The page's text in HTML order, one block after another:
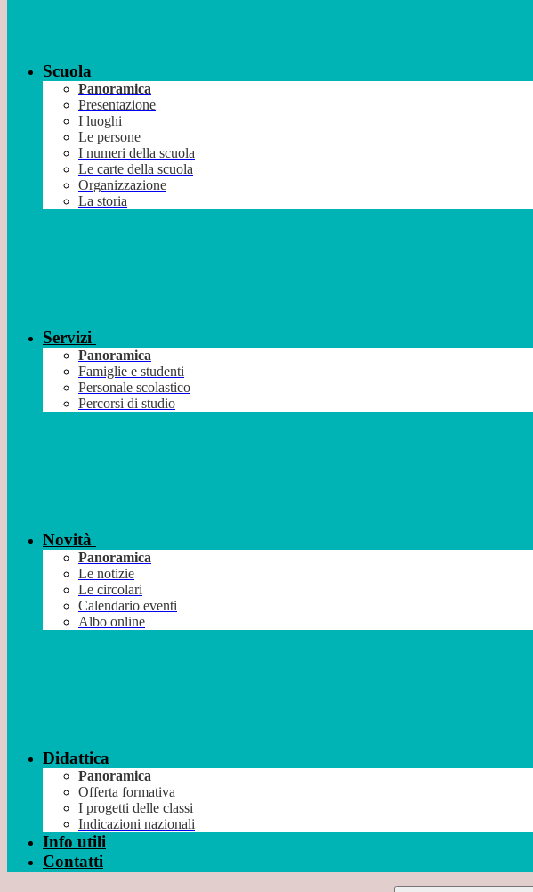
Scuola
Panoramica
Presentazione
I luoghi
Le persone
I numeri della scuola
Le carte della scuola
Organizzazione
La storia
Servizi
Panoramica
Famiglie e studenti
Personale scolastico
Percorsi di studio
Novità
Panoramica
Le notizie
Le circolari
Calendario eventi
Albo online
Didattica
Panoramica
Offerta formativa
I progetti delle classi
Indicazioni nazionali
Info utili
Contatti